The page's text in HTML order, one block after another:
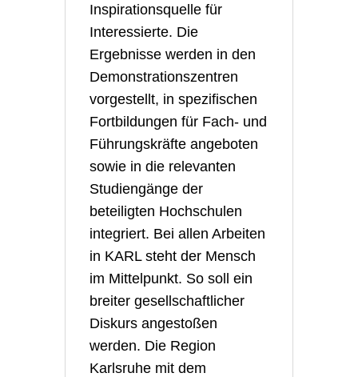
Inspirationsquelle für
Interessierte. Die
Ergebnisse werden in den
Demonstrationszentren
vorgestellt, in spezifischen
Fortbildungen für Fach- und
Führungskräfte angeboten
sowie in die relevanten
Studiengänge der
beteiligten Hochschulen
integriert. Bei allen Arbeiten
in KARL steht der Mensch
im Mittelpunkt. So soll ein
breiter gesellschaftlicher
Diskurs angestoßen
werden. Die Region
Karlsruhe mit dem